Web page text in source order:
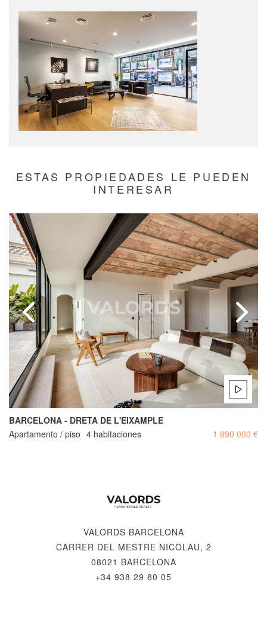
ESTAS PROPIEDADES LE PUEDEN
INTERESAR
BARCELONA - DRETA DE L'EIXAMPLE
Apartamento / piso 4 habitaciones 1 890 000 €
VALORDS BARCELONA
CARRER DEL MESTRE NICOLAU, 2
08021 BARCELONA
+34 938 29 80 05